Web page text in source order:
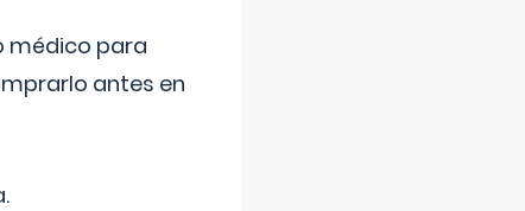
médico para
antes en